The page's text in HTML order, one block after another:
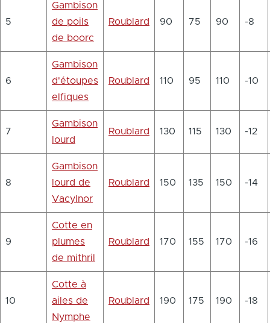
5
Gambison
de poils
de boorc
Roublard 90 75 90 -8
6
Gambison
d'étoupes
elfiques
Roublard 110 95 110 -10
7
Gambison
lourd
Roublard 130 115 130 -12
8
Gambison
lourd de
Vacylnor
Roublard 150 135 150 -14
9
Cotte en
plumes
de mithril
Roublard 170 155 170 -16
10
Cotte à
ailes de
Nymphe
Roublard 190 175 190 -18